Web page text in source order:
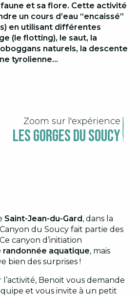
faune et sa flore. Cette activité
un cours d’eau “encaissé”
en utilisant différentes
(le flotting), le saut, la
naturels, la descente
tyrolienne…
Zoom sur l'expérience
Les Gorges du Soucy
Saint-Jean-du-Gard, dans la
du Soucy fait partie des
canyon d’initiation
randonnée aquatique, mais
bien des surprises !
Benoit vous demande
et vous invite à un petit